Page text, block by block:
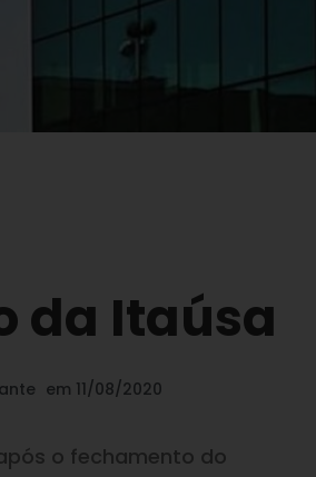
da Itaúsa
em 11/08/2020
o fechamento do